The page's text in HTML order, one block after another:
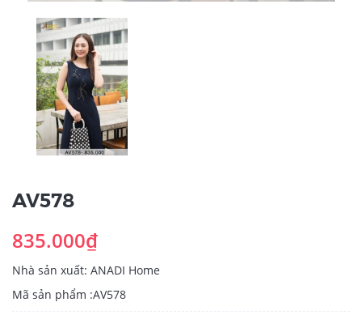
AV578
835.000₫
Nhà sản xuất: ANADI Home
Mã sản phẩm :AV578